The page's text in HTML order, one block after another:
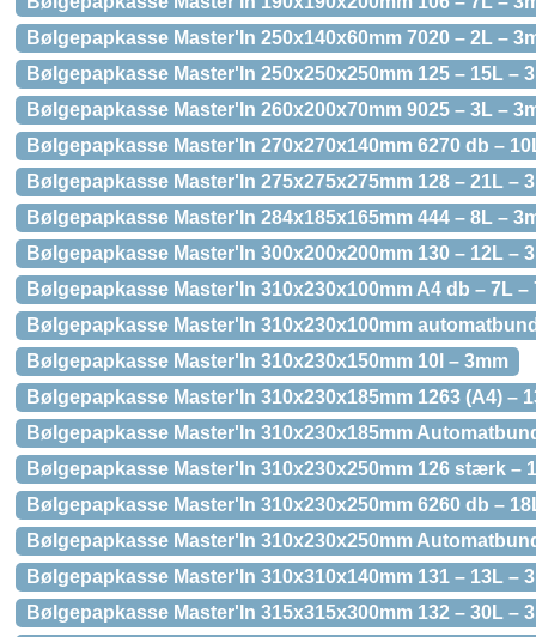
Bølgepapkasse Master'In 250x140x60mm 7020 – 2L –
Bølgepapkasse Master'In 250x250x250mm 125 – 15L –
Bølgepapkasse Master'In 260x200x70mm 9025 – 3L –
Bølgepapkasse Master'In 270x270x140mm 6270 db –
Bølgepapkasse Master'In 275x275x275mm 128 – 21L –
Bølgepapkasse Master'In 284x185x165mm 444 – 8L –
Bølgepapkasse Master'In 300x200x200mm 130 – 12L –
Bølgepapkasse Master'In 310x230x100mm A4 db – 7L –
Bølgepapkasse Master'In 310x230x100mm
Bølgepapkasse Master'In 310x230x150mm 10l – 3mm
Bølgepapkasse Master'In 310x230x185mm 1263 (A4) –
Bølgepapkasse Master'In 310x230x185mm
Bølgepapkasse Master'In 310x230x250mm 126 stærk –
Bølgepapkasse Master'In 310x230x250mm 6260 db –
Bølgepapkasse Master'In 310x230x250mm
Bølgepapkasse Master'In 310x310x140mm 131 – 13L –
Bølgepapkasse Master'In 315x315x300mm 132 – 30L –